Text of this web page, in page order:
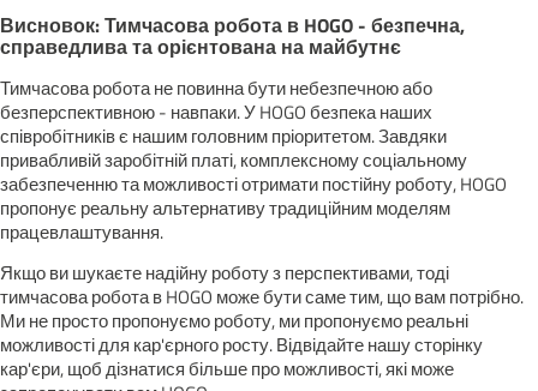
Висновок: Тимчасова робота в HOGO - безпечна,
справедлива та орієнтована на майбутнє
Тимчасова робота не повинна бути небезпечною або
безперспективною - навпаки. У HOGO безпека наших
співробітників є нашим головним пріоритетом. Завдяки
привабливій заробітній платі, комплексному соціальному
забезпеченню та можливості отримати постійну роботу, HOGO
пропонує реальну альтернативу традиційним моделям
працевлаштування.
Якщо ви шукаєте надійну роботу з перспективами, тоді
тимчасова робота в HOGO може бути саме тим, що вам потрібно.
Ми не просто пропонуємо роботу, ми пропонуємо реальні
можливості для кар'єрного росту. Відвідайте нашу сторінку
кар'єри, щоб дізнатися більше про можливості, які може